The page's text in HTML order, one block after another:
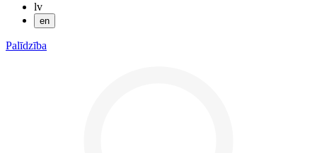
lv
en
Palīdzība